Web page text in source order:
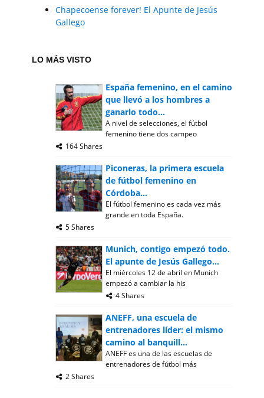
Chapecoense forever! El Apunte de Jesús
Gallego
LO MÁS VISTO
España femenino, en el camino
que llevó a los hombres a
ganarlo todo...
A nivel de selecciones, el fútbol
femenino tiene dos campeo
164 Shares
Piconeras, la primera escuela
de fútbol femenino en
Córdoba...
El fútbol femenino es cada vez más
grande en toda España.
5 Shares
Munich, contigo empezó todo.
El apunte de Jesús Gallego...
El miércoles 12 de abril en Munich
empezó a cambiar la his
4 Shares
ANEFF, una escuela de
entrenadores líder: el mismo
camino al banquill...
ANEFF es una de las escuelas de
entrenadores de fútbol más
2 Shares